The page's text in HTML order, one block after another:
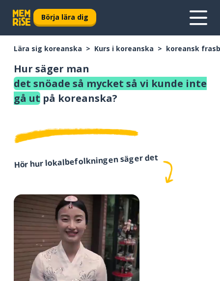
Börja lära dig
Lära sig koreanska Kurs i koreanska koreansk
Hur säger man
det snöade så mycket så vi kunde inte
gå ut på koreanska?
Hör hur lokalbefolkningen säger det